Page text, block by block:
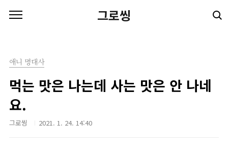
그로씽
애니 명대사
먹는 맛은 나는데 사는 맛은 안 나네
요.
그로씽 2021. 1. 24. 14:40